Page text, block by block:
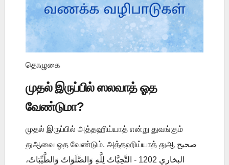
தொழுகை
முதல் இருப்பில் ஸலவாத் ஓத
வேண்டுமா?
முதல் இருப்பில் அத்தஹிய்யாத் என்று துவங்கும்
துஆவை ஓத வேண்டும். அத்தஹிய்யாத் துஆ صحيح
البخاري 1202 - التَّحِيَّاتُ لِلَّهِ وَالصَّلَوَاتُ وَالطَّيِّبَاتُ،